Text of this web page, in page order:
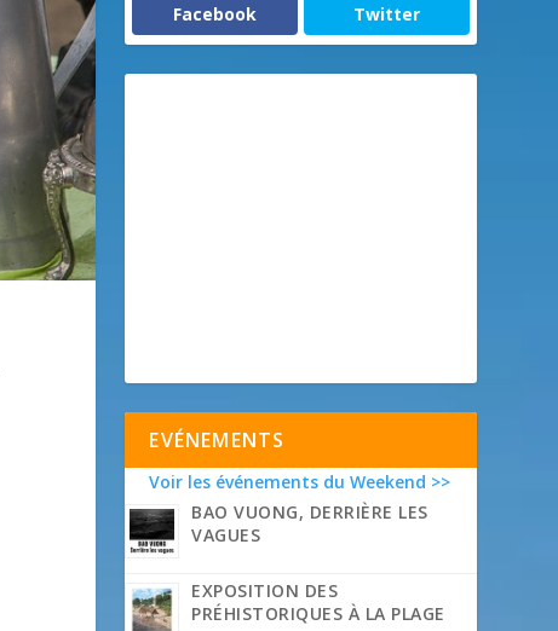
Facebook Twitter
EVÉNEMENTS
Voir les événements du Weekend >>
BAO VUONG, DERRIÈRE LES
VAGUES
EXPOSITION DES
PRÉHISTORIQUES À LA PLAGE